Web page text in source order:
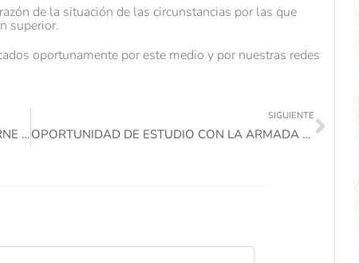
de la situación de las circunstancias por las que
superior.
oportunamente por este medio y por nuestras redes
ABIERTA QUINTA CONVOCATORIA DE GUARNE PA’ LA U
SIGUIENTE
OPORTUNIDAD DE ESTUDIO CON LA ARMADA NACIONAL